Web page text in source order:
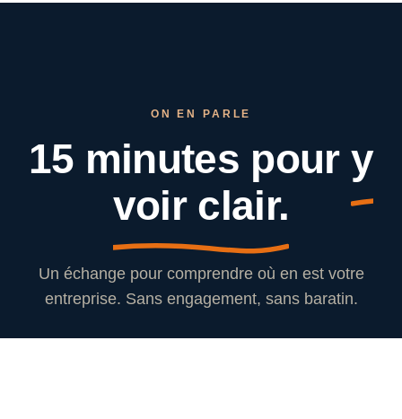
ON EN PARLE
15 minutes pour y
voir clair.
Un échange pour comprendre où en est votre
entreprise. Sans engagement, sans baratin.